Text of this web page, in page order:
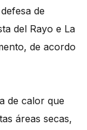
de
del Rayo e La
de acordo
de calor que
áreas secas,